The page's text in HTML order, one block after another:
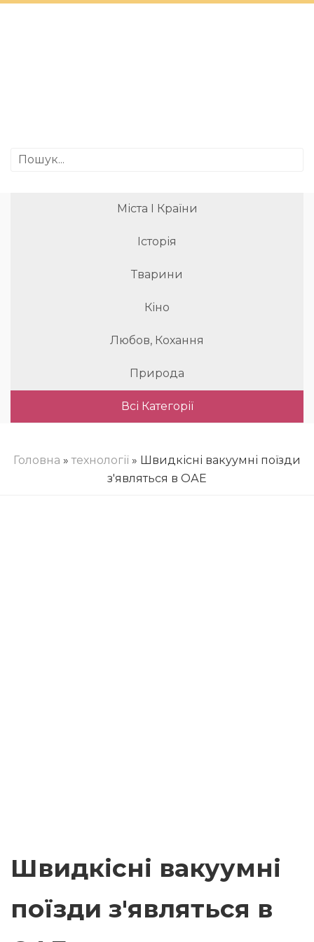
Міста І Країни
Історія
Тварини
Кіно
Любов, Кохання
Природа
Всі Категорії
Головна »технології » Швидкісні вакуумні поїзди
з'являться в ОАЕ
Швидкісні вакуумні
поїзди з'являться в